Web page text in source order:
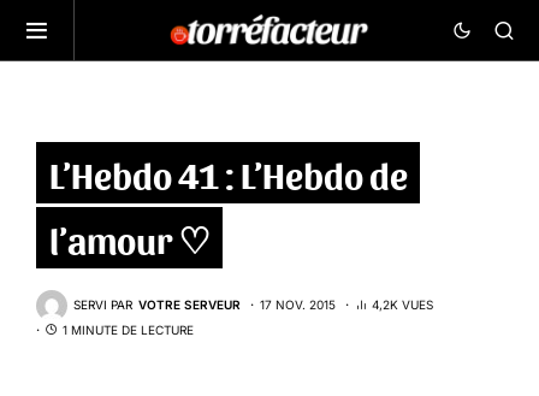
L’Hebdo 41 : L’Hebdo de
l’amour ♡
SERVI PAR VOTRE SERVEUR 17 NOV. 2015
4,2K VUES
1 MINUTE DE LECTURE